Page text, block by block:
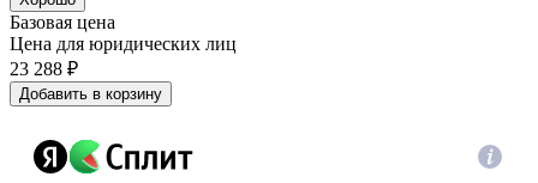
Базовая цена
Цена для юридических лиц
23 288 ₽
Добавить в корзину